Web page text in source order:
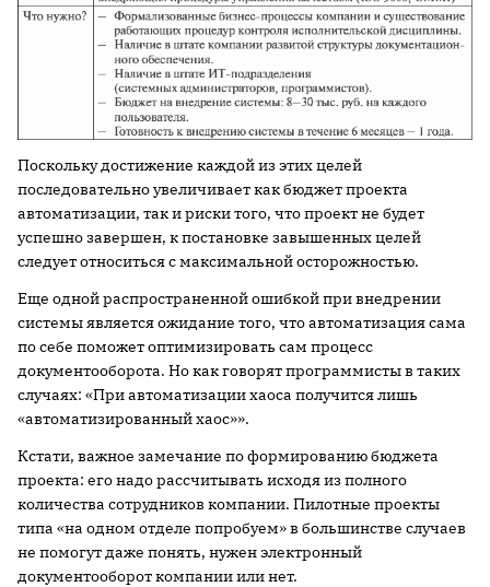
Поскольку достижение каждой из этих целей
последовательно увеличивает как бюджет проекта
автоматизации, так и риски того, что проект не будет
успешно завершен, к постановке завышенных целей
следует относиться с максимальной осторожностью.
Еще одной распространенной ошибкой при внедрении
системы является ожидание того, что автоматизация сама
по себе поможет оптимизировать сам процесс
документооборота. Но как говорят программисты в таких
случаях: «При автоматизации хаоса получится лишь
«автоматизированный хаос»».
Кстати, важное замечание по формированию бюджета
проекта: его надо рассчитывать исходя из полного
количества сотрудников компании. Пилотные проекты
типа «на одном отделе попробуем» в большинстве случаев
не помогут даже понять, нужен электронный
документооборот компании или нет.